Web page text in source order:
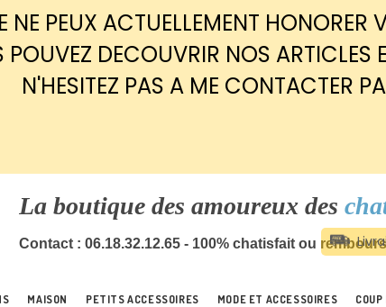
NE PEUX ACTUELLEMENT
POUVEZ DECOUVRIR NOS ARTICLES
N'HESITEZ PAS A ME CONTACTER
La boutique des amoureux des
Contact : 06.18.32.12.65 - 100% chatisfait ou
MAISON PETITS ACCESSOIRES MODE ET ACCESSOIRES